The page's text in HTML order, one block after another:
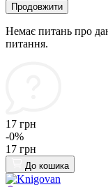
Продовжити
Немає питань про
питання.
17 грн
-0%
17 грн
До кошика